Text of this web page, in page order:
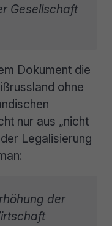
Gesellschaft
Dokument die
ohne
nur aus „nicht
Legalisierung
der